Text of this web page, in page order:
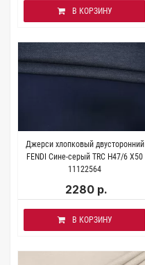
В КОРЗИНУ
Джерси хлопковый двусторонний
FENDI Сине-серый TRC H47/6 X50
11122564
2280 р.
В КОРЗИНУ